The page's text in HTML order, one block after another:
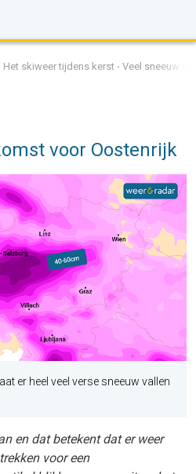
Het skiweer tijdens kerst - Veel sneeuw
voor Oostenrijk
er heel veel verse sneeuw vallen
en dat betekent dat er weer
voor een